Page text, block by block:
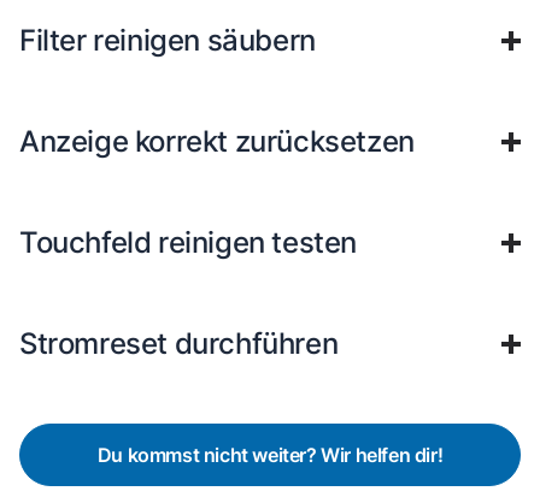
Filter reinigen säubern
Anzeige korrekt zurücksetzen
Touchfeld reinigen testen
Stromreset durchführen
Du kommst nicht weiter? Wir helfen dir!